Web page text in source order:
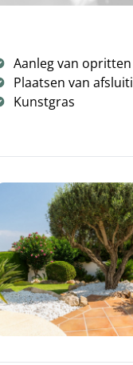
Aanleg van opritten
Plaatsen van
Kunstgras